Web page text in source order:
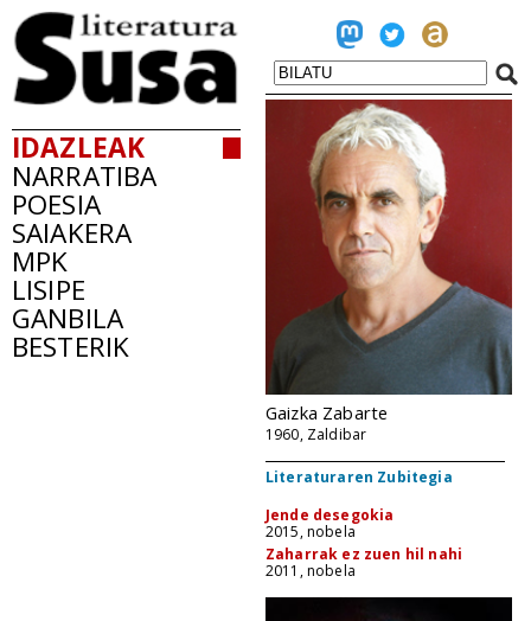
IDAZLEAK
NARRATIBA
POESIA
SAIAKERA
MPK
LISIPE
GANBILA
BESTERIK
Gaizka Zabarte
1960, Zaldibar
Literaturaren Zubitegia
Jende desegokia
2015, nobela
Zaharrak ez zuen hil nahi
2011, nobela